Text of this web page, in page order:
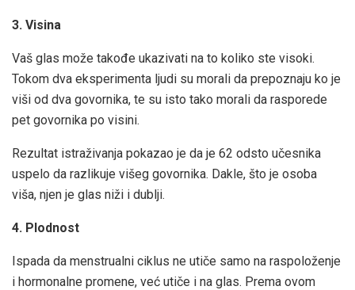
3. Visina
Vaš glas može takođe ukazivati ​​na to koliko ste visoki.
Tokom dva eksperimenta ljudi su morali da prepoznaju ko je
viši od dva govornika, te su isto tako morali da rasporede
pet govornika po visini.
Rezultat istraživanja pokazao je da je 62 odsto učesnika
uspelo da razlikuje višeg govornika. Dakle, što je osoba
viša, njen je glas niži i dublji.
4. Plodnost
Ispada da menstrualni ciklus ne utiče samo na raspoloženje
i hormonalne promene, već utiče i na glas. Prema ovom